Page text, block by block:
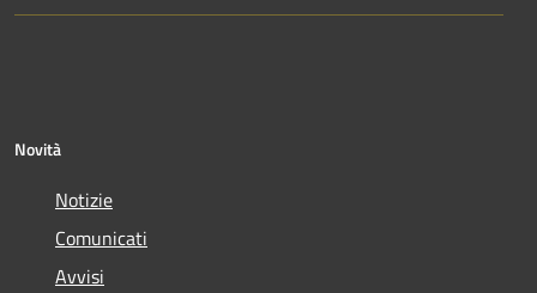
Novità
Notizie
Comunicati
Avvisi